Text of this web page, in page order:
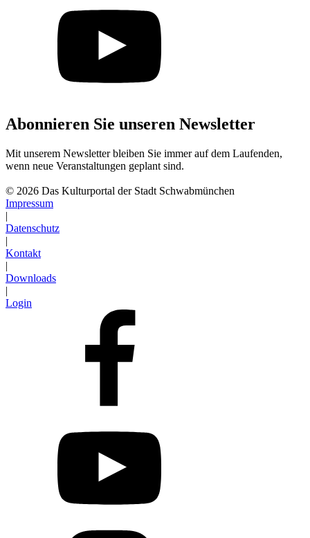
Abonnieren Sie unseren Newsletter
Mit unserem Newsletter bleiben Sie immer auf dem Laufenden,
wenn neue Veranstaltungen geplant sind.
© 2026 Das Kulturportal der Stadt Schwabmünchen
Impressum
|
Datenschutz
|
Kontakt
|
Downloads
|
Login